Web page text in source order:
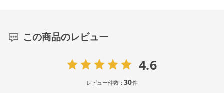
この商品のレビュー
4.6
レビュー件数：30件